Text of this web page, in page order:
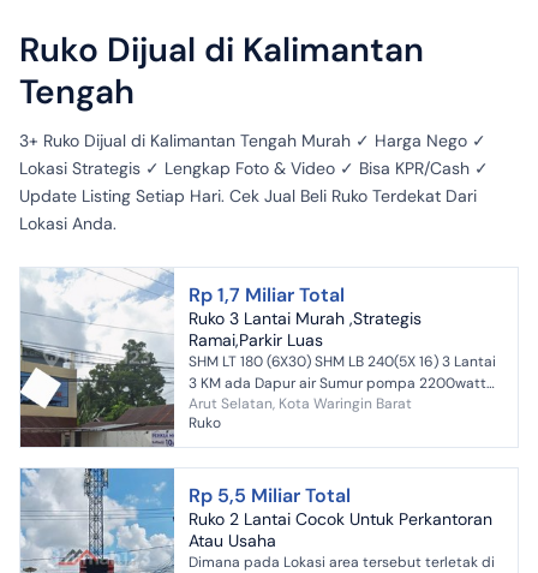
Ruko Dijual di Kalimantan
Tengah
3+ Ruko Dijual di Kalimantan Tengah Murah ✓ Harga Nego ✓
Lokasi Strategis ✓ Lengkap Foto & Video ✓ Bisa KPR/Cash ✓
Update Listing Setiap Hari. Cek Jual Beli Ruko Terdekat Dari
Lokasi Anda.
Rp 1,7 Miliar Total
Ruko 3 Lantai Murah ,Strategis
Ramai,Parkir Luas
SHM LT 180 (6X30) SHM LB 240(5X 16) 3 Lantai
3 KM ada Dapur air Sumur pompa 2200watt
parkir luas Lokasi Bisnis dkt SPBU turun hrg
dari 1.8 M jadi ...
Arut Selatan, Kota Waringin Barat
Ruko
Rp 5,5 Miliar Total
Ruko 2 Lantai Cocok Untuk Perkantoran
Atau Usaha
Dimana pada Lokasi area tersebut terletak di